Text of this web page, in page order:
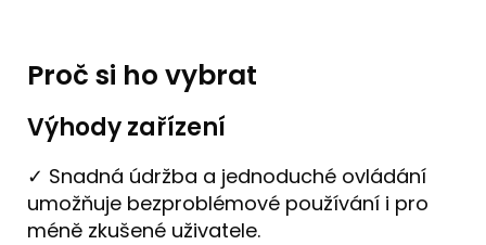
Proč si ho vybrat
Výhody zařízení
✓ Snadná údržba a jednoduché ovládání
umožňuje bezproblémové používání i pro
méně zkušené uživatele.